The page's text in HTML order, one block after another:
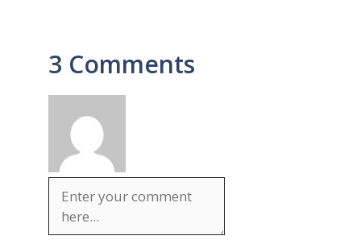
3 Comments